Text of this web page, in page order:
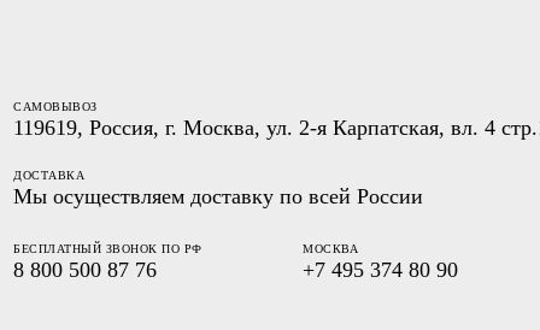
САМОВЫВОЗ
119619, Россия, г. Москва, ул. 2-я Карпатская, вл. 4
ДОСТАВКА
Мы осуществляем доставку по всей России
БЕСПЛАТНЫЙ ЗВОНОК ПО РФ
8 800 500 87 76
МОСКВА
+7 495 374 80 90